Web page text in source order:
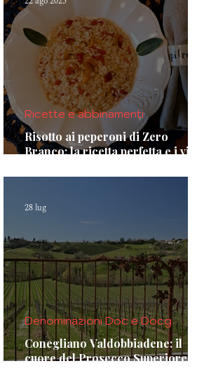
Risotto ai peperoni di Zero
Branco: la ricetta perfetta e i vini
Ricette e abbinamenti
Conegliano Valdobbiadene: il
cuore del Prosecco Superiore
Denominazioni Doc e Docg
28 lug